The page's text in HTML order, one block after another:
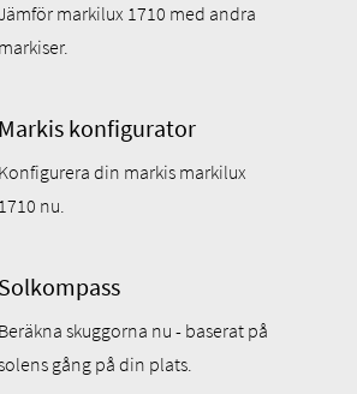
markilux 1710 med andra
markiser.
Markis konfigurator
Konfigurera din markis markilux
1710 nu.
Solkompass
Beräkna skuggorna nu - baserat på
gång på din plats.